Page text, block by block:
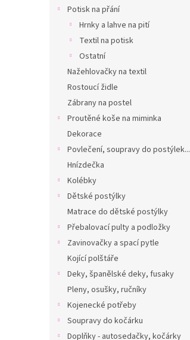
Potisk na přání
Hrnky a lahve na pití
Textil na potisk
Ostatní
Nažehlovačky na textil
Rostoucí židle
Zábrany na postel
Proutěné koše na miminka
Dekorace
Povlečení, soupravy do postýlek...
Hnízdečka
Kolébky
Dětské postýlky
Matrace do dětské postýlky
Přebalovací pulty a podložky
Zavinovačky a spací pytle
Kojící polštáře
Deky, španělské deky, fusaky
Pleny, osušky, ručníky
Kojenecké potřeby
Soupravy do kočárku
Doplňky - autosedačky, kočárky